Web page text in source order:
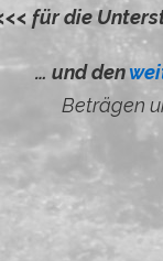
für die
… und den
Beträgen